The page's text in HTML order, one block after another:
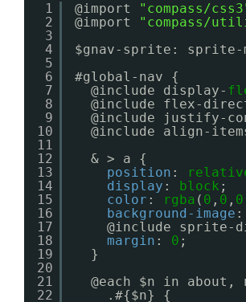
1
2
3
4
5
6
7
8
9
10
11
12
13
14
15
16
17
18
19
20
21
22
@import "compass/
@import
"compass/
$gnav-sprite: sprite-
#global-nav {
@include display-
@include flex-
@include justify-
@include align-
& > a {
position :
display : block ;
color : rgba ( 0 , 0 , 0
background-image :
@include sprite-
margin : 0 ;
}
@each $n in about,
.#{$n} {